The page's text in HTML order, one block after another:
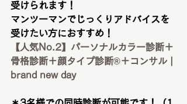
受けられます！
マンツーマンでじっくりアドバイスを
受けたい方におすすめ！
【人気No.2】パーソナルカラー診断＋
骨格診断＋顔タイプ診断®︎＋コンサル |
brand new day